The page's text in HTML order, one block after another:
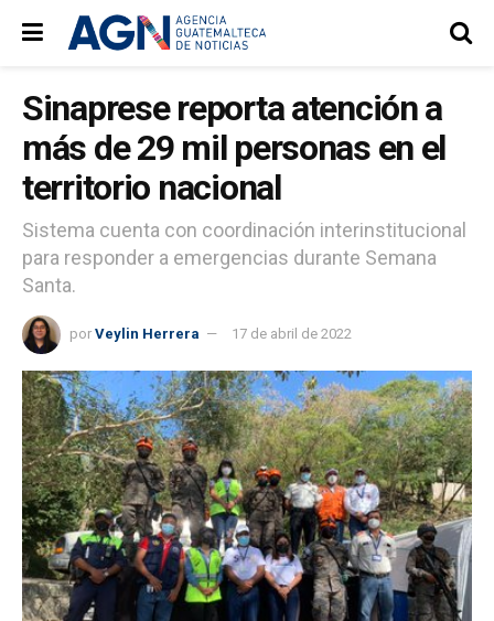
Sinaprese reporta atención a
más de 29 mil personas en el
territorio nacional
Sistema cuenta con coordinación interinstitucional
para responder a emergencias durante Semana
Santa.
por Veylin Herrera 17 de abril de 2022